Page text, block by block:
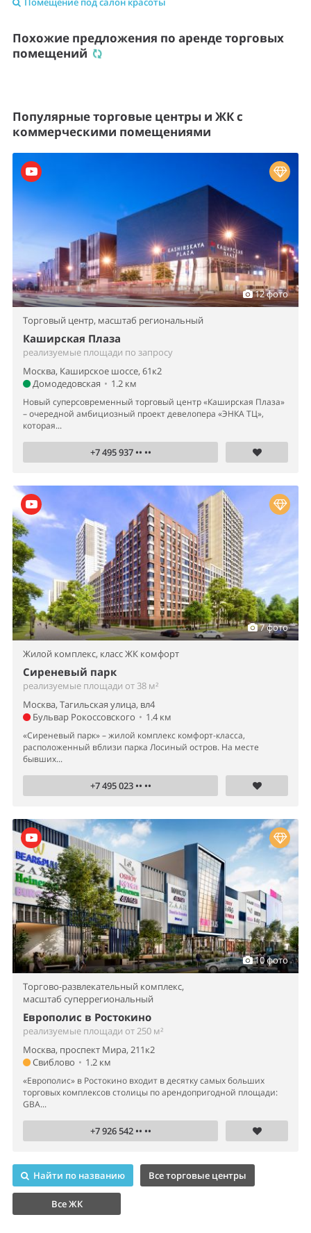
Похожие предложения по аренде торговых
помещений
Популярные торговые центры и ЖК с
коммерческими помещениями
12 фото
Торговый центр, масштаб региональный
Каширская Плаза
реализуемые площади по запросу
Москва, Каширское шоссе, 61к2
Домодедовская • 1.2 км
Новый суперсовременный торговый центр «Каширская Плаза»
– очередной амбициозный проект девелопера «ЭНКА ТЦ»,
которая...
+7 495 937 •• ••
7 фото
Жилой комплекс, класс ЖК комфорт
Сиреневый парк
реализуемые площади от 38 м²
Москва, Тагильская улица, вл4
Бульвар Рокоссовского • 1.4 км
«Сиреневый парк» – жилой комплекс комфорт-класса,
расположенный вблизи парка Лосиный остров. На месте
бывших...
+7 495 023 •• ••
10 фото
Торгово-развлекательный комплекс,
масштаб суперрегиональный
Европолис в Ростокино
реализуемые площади от 250 м²
Москва, проспект Мира, 211к2
Свиблово • 1.2 км
«Европолис» в Ростокино входит в десятку самых больших
торговых комплексов столицы по арендопригодной площади:
GBA...
+7 926 542 •• ••
Найти по названию Все торговые центры
Все ЖК